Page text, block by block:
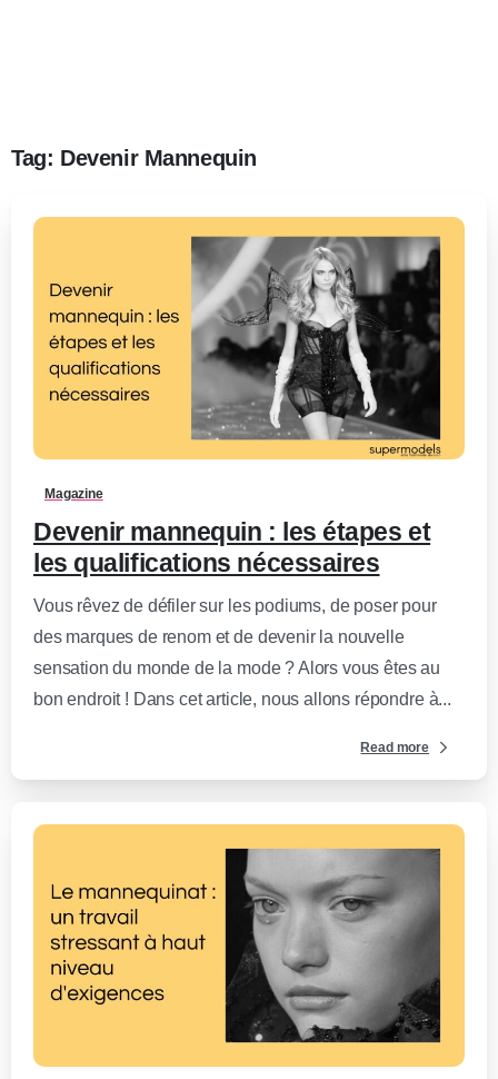
Tag: Devenir Mannequin
0
Magazine
Devenir mannequin : les étapes et
les qualifications nécessaires
Vous rêvez de défiler sur les podiums, de poser pour
des marques de renom et de devenir la nouvelle
sensation du monde de la mode ? Alors vous êtes au
bon endroit ! Dans cet article, nous allons répondre à...
Read more
-